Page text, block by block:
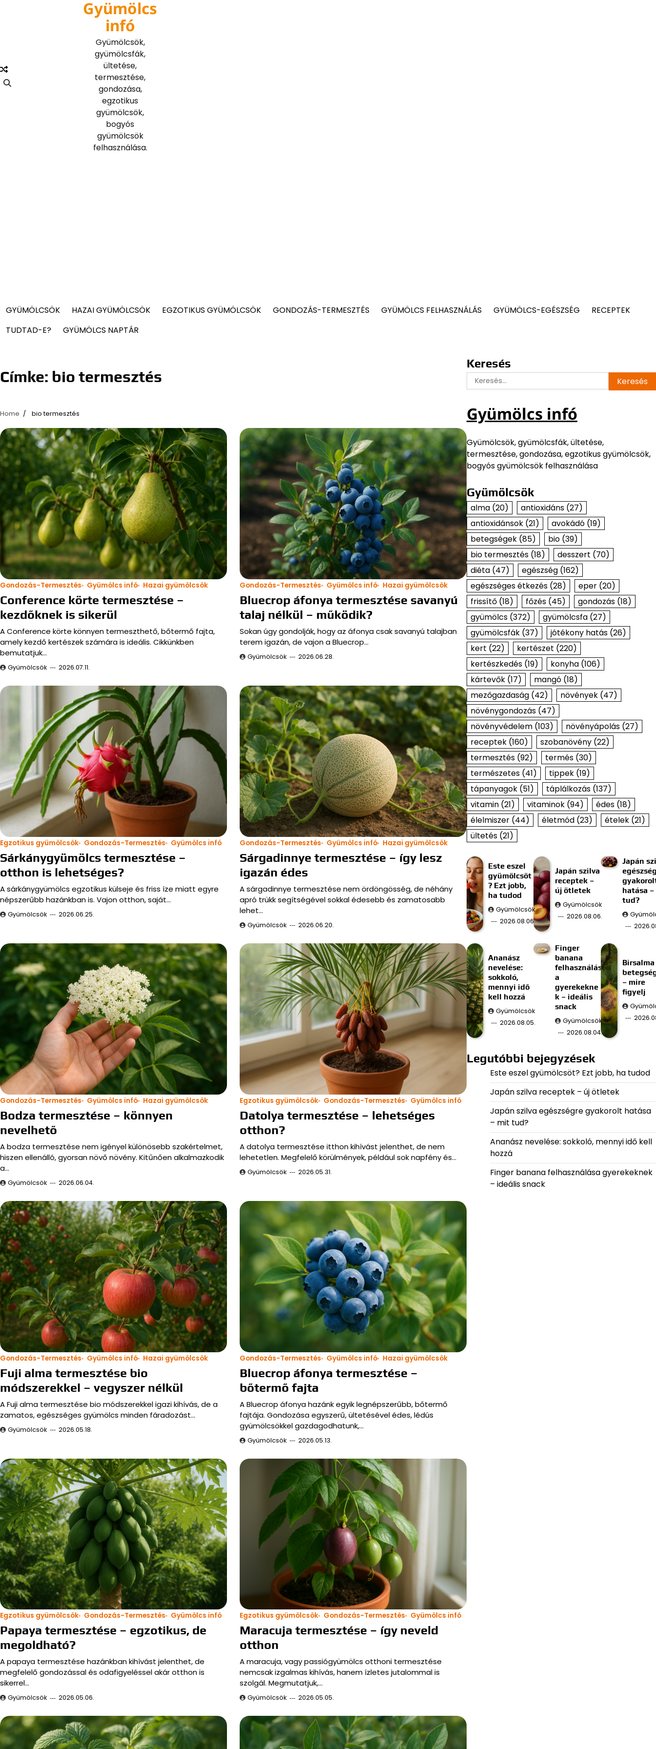
Gyümölcs
infó
Gyümölcsök,
gyümölcsfák,
ültetése,
termesztése,
gondozása,
egzotikus
gyümölcsök,
bogyós
gyümölcsök
felhasználása.
GYÜMÖLCSÖK HAZAI GYÜMÖLCSÖK EGZOTIKUS GYÜMÖLCSÖK GONDOZÁS-TERMESZTÉS GYÜMÖLCS FELHASZNÁLÁS GYÜMÖLCS-EGÉSZSÉG
RECEPTEK
TUDTAD-E?
GYÜMÖLCS NAPTÁR
Címke: bio termesztés
Home bio termesztés
Gondozás-Termesztés Gyümölcs infó Hazai gyümölcsök
Conference körte termesztése –
kezdőknek is sikerül
A Conference körte könnyen termeszthető, bőtermő fajta,
amely kezdő kertészek számára is ideális. Cikkünkben
bemutatjuk…
Gyümölcsök 2026.07.11.
Gondozás-Termesztés Gyümölcs infó Hazai gyümölcsök
Bluecrop áfonya termesztése savanyú
talaj nélkül – működik?
Sokan úgy gondolják, hogy az áfonya csak savanyú talajban
terem igazán, de vajon a Bluecrop…
Gyümölcsök 2026.06.28.
Egzotikus gyümölcsök Gondozás-Termesztés Gyümölcs infó
Sárkánygyümölcs termesztése –
otthon is lehetséges?
A sárkánygyümölcs egzotikus külseje és friss íze miatt egyre
népszerűbb hazánkban is. Vajon otthon, saját…
Gyümölcsök 2026.06.25.
Gondozás-Termesztés Gyümölcs infó Hazai gyümölcsök
Sárgadinnye termesztése – így lesz
igazán édes
A sárgadinnye termesztése nem ördöngösség, de néhány
apró trükk segítségével sokkal édesebb és zamatosabb
lehet…
Gyümölcsök 2026.06.20.
Gondozás-Termesztés Gyümölcs infó Hazai gyümölcsök
Bodza termesztése – könnyen
nevelhető
A bodza termesztése nem igényel különösebb szakértelmet,
hiszen ellenálló, gyorsan növő növény. Kitűnően alkalmazkodik
a…
Gyümölcsök 2026.06.04.
Egzotikus gyümölcsök Gondozás-Termesztés Gyümölcs infó
Datolya termesztése – lehetséges
otthon?
A datolya termesztése itthon kihívást jelenthet, de nem
lehetetlen. Megfelelő körülmények, például sok napfény és…
Gyümölcsök 2026.05.31.
Gondozás-Termesztés Gyümölcs infó Hazai gyümölcsök
Fuji alma termesztése bio
módszerekkel – vegyszer nélkül
A Fuji alma termesztése bio módszerekkel igazi kihívás, de a
zamatos, egészséges gyümölcs minden fáradozást…
Gyümölcsök 2026.05.18.
Gondozás-Termesztés Gyümölcs infó Hazai gyümölcsök
Bluecrop áfonya termesztése –
bőtermő fajta
A Bluecrop áfonya hazánk egyik legnépszerűbb, bőtermő
fajtája. Gondozása egyszerű, ültetésével édes, lédús
gyümölcsökkel gazdagodhatunk,…
Gyümölcsök 2026.05.13.
Egzotikus gyümölcsök Gondozás-Termesztés Gyümölcs infó
Papaya termesztése – egzotikus, de
megoldható?
A papaya termesztése hazánkban kihívást jelenthet, de
megfelelő gondozással és odafigyeléssel akár otthon is
sikerrel…
Gyümölcsök 2026.05.06.
Egzotikus gyümölcsök Gondozás-Termesztés Gyümölcs infó
Maracuja termesztése – így neveld
otthon
A maracuja, vagy passiógyümölcs otthoni termesztése
nemcsak izgalmas kihívás, hanem ízletes jutalommal is
szolgál. Megmutatjuk,…
Gyümölcsök 2026.05.05.
Keresés
Keresés:
Gyümölcs infó
Gyümölcsök, gyümölcsfák, ültetése,
termesztése, gondozása, egzotikus gyümölcsök,
bogyós gyümölcsök felhasználása
Gyümölcsök
alma(20) antioxidáns(27)
antioxidánsok(21) avokádó(19)
betegségek(85) bio(39)
bio termesztés(18) desszert (70)
diéta(47) egészség(162)
egészséges étkezés(28) eper(20)
frissítő(18) főzés(45) gondozás(18)
gyümölcs(372) gyümölcsfa(27)
gyümölcsfák(37) jótékony hatás(26)
kert (22) kertészet (220)
kertészkedés(19) konyha(106)
kártevők(17) mangó(18)
mezőgazdaság(42) növények(47)
növénygondozás(47)
növényvédelem(103) növényápolás(27)
receptek(160) szobanövény(22)
termesztés(92) termés(30)
természetes(41) tippek(19)
tápanyagok(51) táplálkozás(137)
vitamin(21) vitaminok(94) édes(18)
élelmiszer(44) életmód(23) ételek(21)
ültetés(21)
Este eszel
gyümölcsöt
? Ezt jobb,
ha tudod
Gyümölcsök
2026.08.06.
Japán szilva
receptek –
új ötletek
Gyümölcsök
2026.08.06.
Japán
hatása
tud?
Ananász
nevelése:
sokkoló,
mennyi idő
kell hozzá
Gyümölcsök
2026.08.05.
Finger
banana
felhasználás
a
gyerekekne
k – ideális
snack
Gyümölcsök
2026.08.04.
Birsalma
– mire
figyelj
Legutóbbi bejegyzések
Este eszel gyümölcsöt? Ezt jobb, ha tudod
Japán szilva receptek – új ötletek
Japán szilva egészségre gyakorolt hatása
– mit tud?
Ananász nevelése: sokkoló, mennyi idő kell
hozzá
Finger banana felhasználása gyerekeknek
– ideális snack